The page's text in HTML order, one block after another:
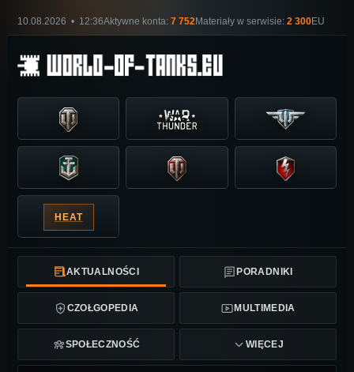
10.08.2026 • 12:36Aktywne konta: 7 752Materiały w serwisie: 2 300EU
HEAT
AKTUALNOŚCI PORADNIKI
CZOŁGOPEDIA MULTIMEDIA
SPOŁECZNOŚĆ WIĘCEJ